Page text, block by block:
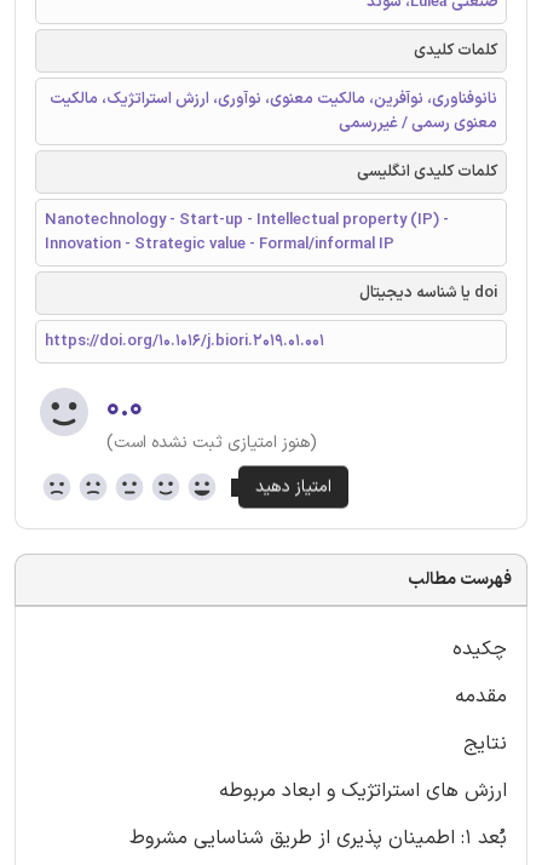
کلمات کلیدی
نانوفناوری، نوآفرین، مالکیت معنوی، نوآوری، ارزش استراتژیک، مالکیت
معنوی رسمی / غیررسمی
کلمات کلیدی انگلیسی
Nanotechnology - Start-up - Intellectual property (IP) -
Innovation - Strategic value - Formal/informal IP
doi یا شناسه دیجیتال
https://doi.org/10.1016/j.biori.2019.01.001
۰.۰
(هنوز امتیازی ثبت نشده است)
فهرست مطالب
چکیده
مقدمه
نتایج
ارزش های استراتژیک و ابعاد مربوطه
بُعد 1: اطمینان پذیری از طریق شناسایی مشروط